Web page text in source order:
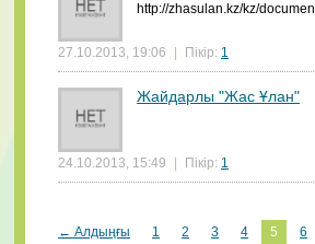
http://zhasulan.kz/kz/
27.10.2013, 19:06 Пікір: 1
Жайдарлы "Жас Ұлан"
24.10.2013, 15:49 Пікір: 1
← Алдыңғы 1 2 3 4 5 6